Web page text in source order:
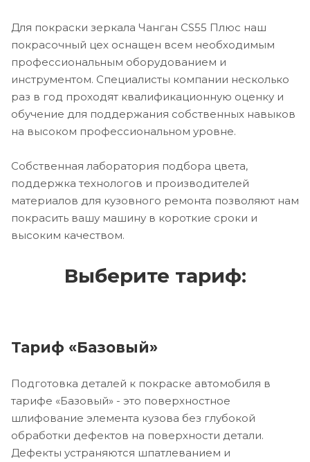
Для покраски зеркала Чанган CS55 Плюс наш
покрасочный цех оснащен всем необходимым
профессиональным оборудованием и
инструментом. Специалисты компании несколько
раз в год проходят квалификационную оценку и
обучение для поддержания собственных навыков
на высоком профессиональном уровне.
Собственная лаборатория подбора цвета,
поддержка технологов и производителей
материалов для кузовного ремонта позволяют нам
покрасить вашу машину в короткие сроки и
высоким качеством.
Выберите тариф:
Тариф «Базовый»
Подготовка деталей к покраске автомобиля в
тарифе «Базовый» - это поверхностное
шлифование элемента кузова без глубокой
обработки дефектов на поверхности детали.
Дефекты устраняются шпатлеванием и